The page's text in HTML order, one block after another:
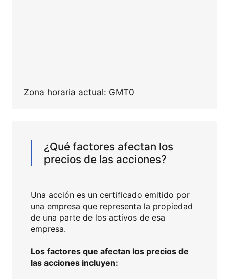
Zona horaria actual: GMT0
¿Qué factores afectan los
precios de las acciones?
Una acción es un certificado emitido por
una empresa que representa la propiedad
de una parte de los activos de esa
empresa.
Los factores que afectan los precios de
las acciones incluyen: